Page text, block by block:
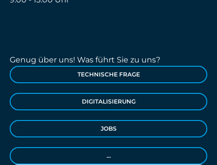
Genug über uns! Was führt Sie zu uns?
TECHNISCHE FRAGE
DIGITALISIERUNG
JOBS
...